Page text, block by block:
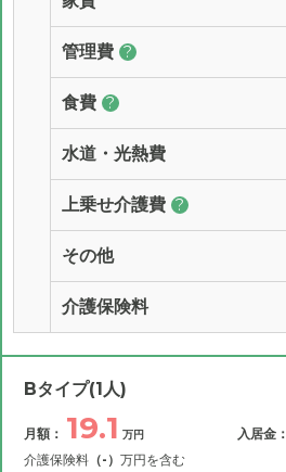
管理費 ?
食費 ?
水道・光熱費
上乗せ介護費 ?
その他
介護保険料
Bタイプ(1人)
月額： 19.1 万円
介護保険料 （-） 万円を含む
入居金：